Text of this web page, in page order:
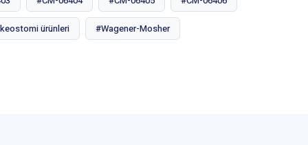
ürünleri #Wagener-Mosher